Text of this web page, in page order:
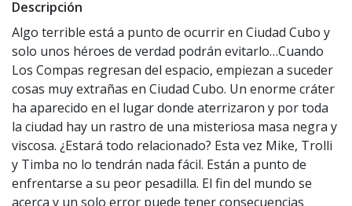
Descripción
Algo terrible está a punto de ocurrir en Ciudad Cubo y
solo unos héroes de verdad podrán evitarlo…Cuando
Los Compas regresan del espacio, empiezan a suceder
cosas muy extrañas en Ciudad Cubo. Un enorme cráter
ha aparecido en el lugar donde aterrizaron y por toda
la ciudad hay un rastro de una misteriosa masa negra y
viscosa. ¿Estará todo relacionado? Esta vez Mike, Trolli
y Timba no lo tendrán nada fácil. Están a punto de
enfrentarse a su peor pesadilla. El fin del mundo se
acerca y un solo error puede tener consecuencias